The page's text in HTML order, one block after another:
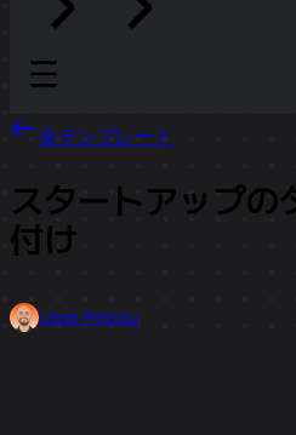
全テンプレート
スタートアップの
付け
Leon Petrou